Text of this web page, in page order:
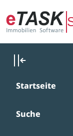
Zum
Startseite
Suche